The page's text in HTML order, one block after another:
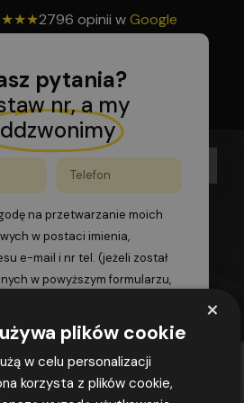
★★★2796 opinii wGoogle
Search
butli
Certyfikat Najczęstsze pytania
uprawnień UDT na obsługę
zbiorników ciśnieniowych o
Szkolenie z obsługi i napełniania
adresowane jest do osób, które
×
plików cookie
w celu personalizacji
korzysta z plików cookie,
pytania?
nr, a my
na przetwarzanie moich
w postaci imienia,
e-mail i nr tel. (jeżeli został
w powyższym formularzu,
i Rady (UE)
27 kwietnia 2016 r. w sprawie
w związku z
danych osobowych i w